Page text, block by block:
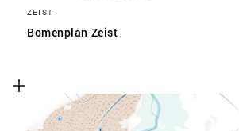
ZEIST
Bomenplan Zeist